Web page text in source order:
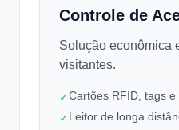
Controle de
Solução econômica
visitantes.
✓Cartões RFID, tags e
✓Leitor de longa